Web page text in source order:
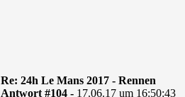
Re: 24h Le Mans 2017 - Rennen
Antwort #104 - 17.06.17 um 16:50:43